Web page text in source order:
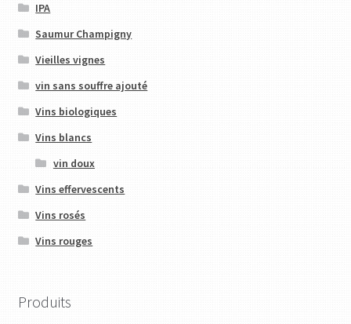
IPA
Saumur Champigny
Vieilles vignes
vin sans souffre ajouté
Vins biologiques
Vins blancs
vin doux
Vins effervescents
Vins rosés
Vins rouges
Produits